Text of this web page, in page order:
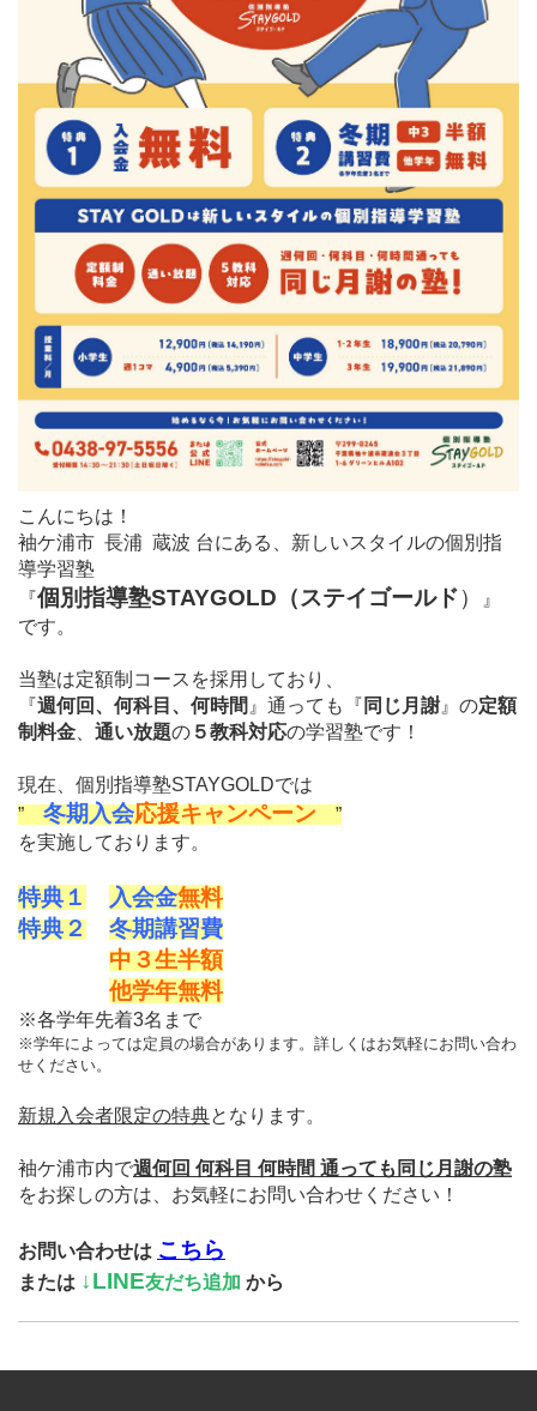
こんにちは！
袖ケ浦市 長浦 蔵波 台にある、新しいスタイルの個別指
導学習塾
『個別指導塾STAYGOLD（ステイゴールド）
』
です。
当塾は定額制コースを採用しており、
『週何回、何科目、何時間 』通っても『 同じ月謝 』の定額
制料金
通い放題の ５教科対応の学習塾です！
現在、個別指導塾STAYGOLDでは
”
冬期入会応援キャンペーン
”
を実施しております。
特典１ 入会金無料
特典２
冬期講習費
中３生半額
他学年無料
※各学年先着3名まで
※学年によっては定員の場合があります。詳しくはお気軽にお問い合わ
せください。
新規入会者限定の特典となります。
袖ケ浦市内で週何回 何科目 何時間 通っても同じ月謝の塾
をお探しの方は、お気軽にお問い合わせください！
お問い合わせは こちら
または ↓LINE友だち追加 から